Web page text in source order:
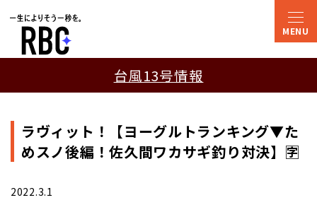
台風13号情報
ラヴィット！【ヨーグルトランキング▼た
めスノ後編！佐久間ワカサギ釣り対決】🈑
2022.3.1